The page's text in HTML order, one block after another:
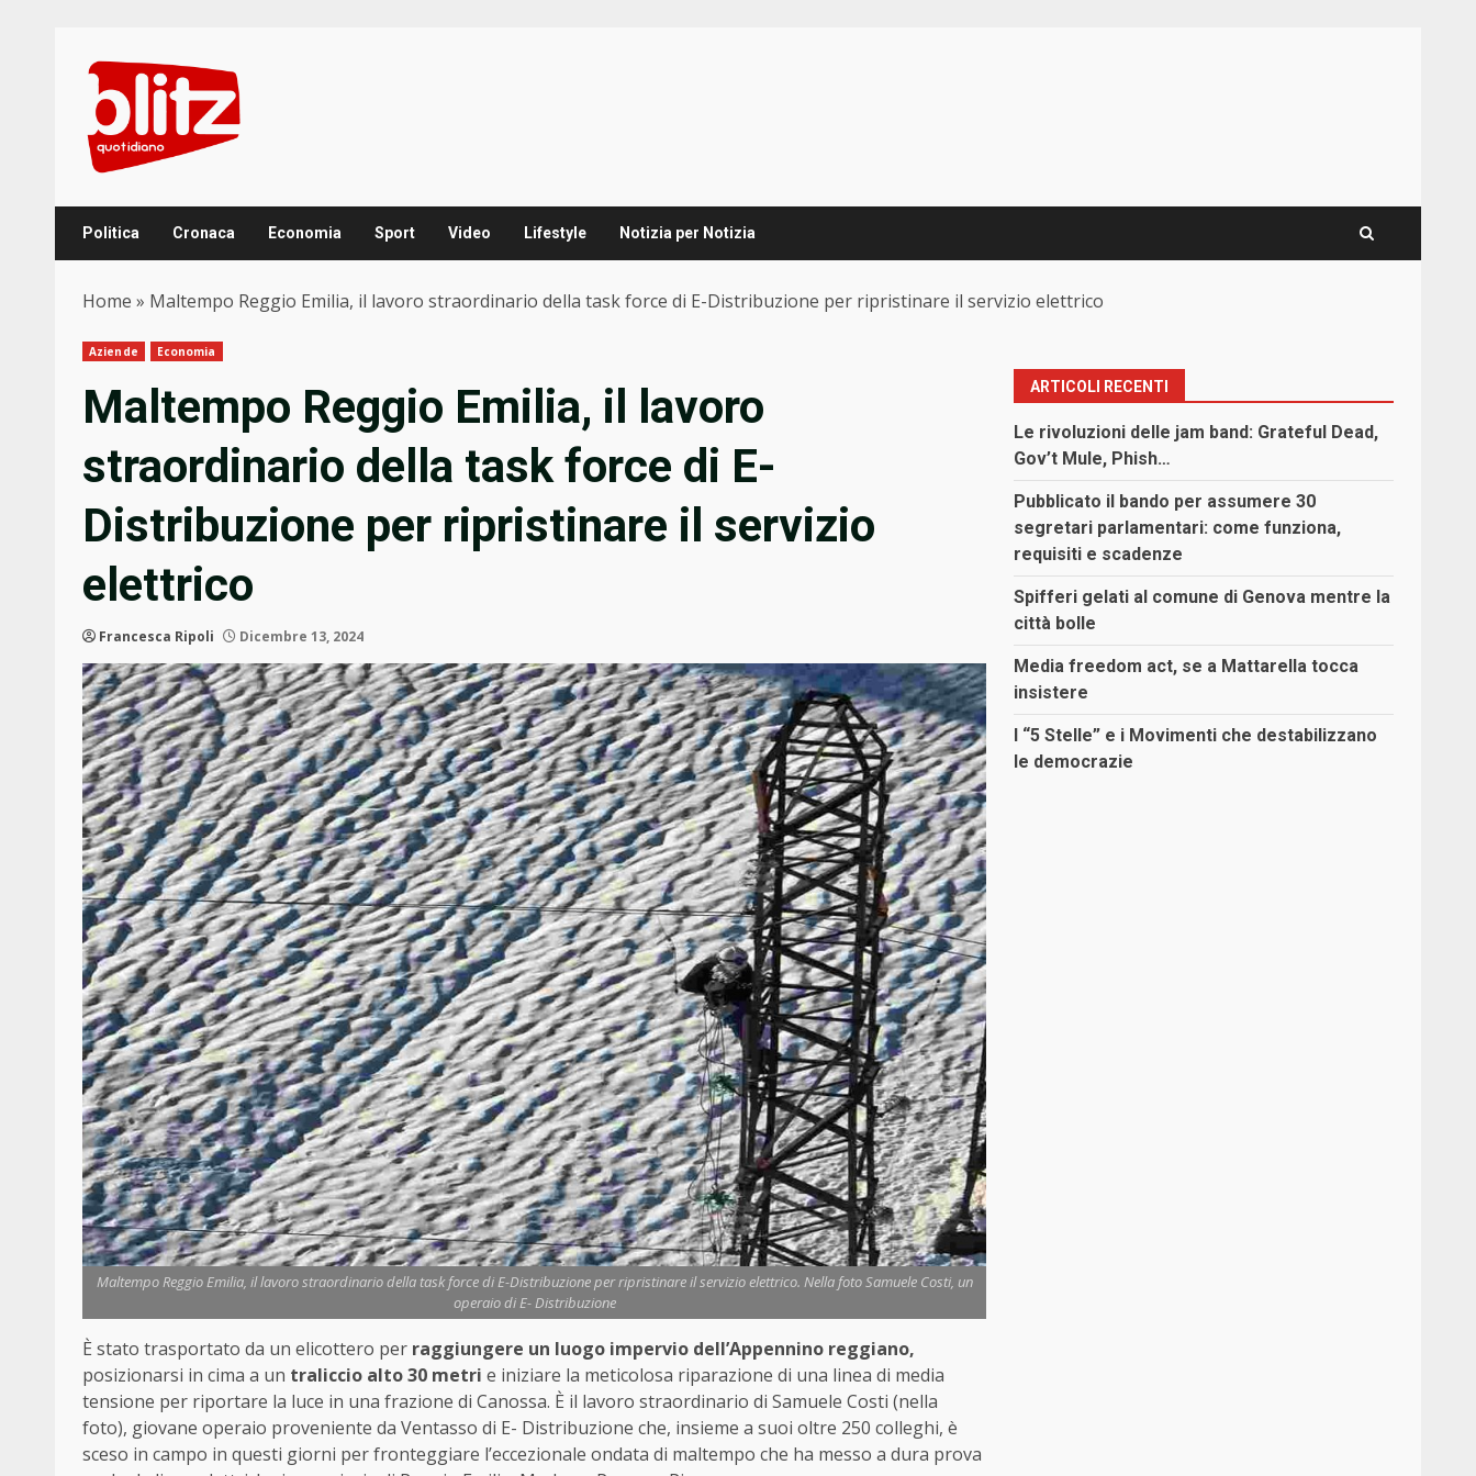
content
Politica Cronaca Economia Sport Video Lifestyle Notizia per Notizia
Home » Maltempo Reggio Emilia, il lavoro straordinario della task force di E-Distribuzione per ripristinare il servizio elettrico
Aziende Economia
Maltempo Reggio Emilia, il lavoro
straordinario della task force di E-
Distribuzione per ripristinare il servizio
elettrico
Francesca Ripoli Dicembre 13, 2024
Maltempo Reggio Emilia, il lavoro straordinario della task force di E-Distribuzione per ripristinare il servizio elettrico. Nella foto Samuele Costi, un
operaio di E- Distribuzione
È stato trasportato da un elicottero per raggiungere un luogo impervio dell’Appennino reggiano,
posizionarsi in cima a un traliccio alto 30 metri e iniziare la meticolosa riparazione di una linea di media
tensione per riportare la luce in una frazione di Canossa. È il lavoro straordinario di Samuele Costi (nella
foto), giovane operaio proveniente da Ventasso di E- Distribuzione che, insieme a suoi oltre 250 colleghi, è
sceso in campo in questi giorni per fronteggiare l’eccezionale ondata di maltempo che ha messo a dura prova
ARTICOLI RECENTI
Le rivoluzioni delle jam band: Grateful Dead,
Gov’t Mule, Phish…
Pubblicato il bando per assumere 30
segretari parlamentari: come funziona,
requisiti e scadenze
Spifferi gelati al comune di Genova mentre la
città bolle
Media freedom act, se a Mattarella tocca
insistere
I “5 Stelle” e i Movimenti che destabilizzano
le democrazie